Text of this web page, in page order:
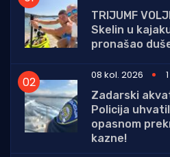
TRIJUMF
Skelin u
pronašao
08 kol. 2026
Zadarski
Policija
opasnom
kazne!